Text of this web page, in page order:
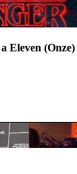
Eleven